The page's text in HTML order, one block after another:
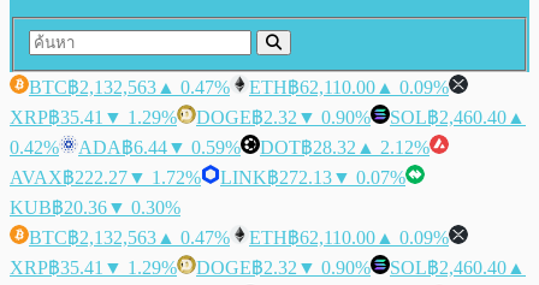
BTC฿2,132,563 ▲ 0.47% ETH฿62,110.00 ▲ 0.09%
XRP฿35.41 ▼ 1.29% DOGE฿2.32 ▼ 0.90% SOL฿2,460.40 ▲
0.42%
ADA฿6.44▼ 0.59% DOT฿28.32 ▲ 2.12%
AVAX฿222.27▼ 1.72% LINK฿272.13▼ 0.07%
KUB฿20.36▼ 0.30%
BTC฿2,132,563 ▲ 0.47% ETH฿62,110.00 ▲ 0.09%
XRP฿35.41 ▼ 1.29% DOGE฿2.32 ▼ 0.90% SOL฿2,460.40 ▲